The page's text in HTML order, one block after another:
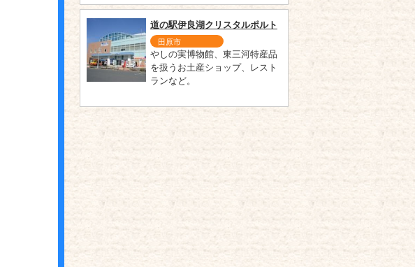
道の駅伊良湖クリスタルポルト
田原市
やしの実博物館、東三河特産品
を扱うお土産ショップ、レスト
ランなど。